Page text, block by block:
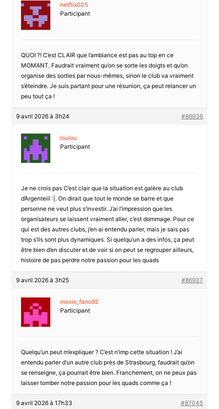
netflix005
Participant
QUOI ?! C’est CLAIR que l’ambiance est pas au top en ce
MOMANT. Faudrait vraiment qu’on se sorte les doigts et qu’on
organise des sorties par nous-mêmes, sinon le club va vraiment
s’éteindre. Je suis partant pour une résunion, ça peut relancer un
peu tout ça !
9 avril 2026 à 3h24 #86936
loulou
Participant
Je ne crois pas C’est clair que la situation est galère au club
d’Argenteiil :|. On dirait que tout le monde se barre et que
personne ne veut plus s’investir. J’ai l’impression que les
organisateurs se laissent vraiment aller, c’est dommage. Pour ce
qui est des autres clubs, j’en ai entendu parler, mais je sais pas
trop s’ils sont plus dynamiques. Si quelqu’un a des infos, ça peut
être bien d’en discuter et de voir si on peut se regrouper ailleurs,
histoire de pas perdre notre passion pour les quads
9 avril 2026 à 3h25 #86937
movie_fano92
Participant
Quelqu’un peut m’expliquer ? C’est n’imp cette situation ! J’ai
entendu parler d’un autre club près de Strasbourg, faudrait qu’on
se renseigne, ça pourrait être bien. Franchement, on ne peux pas
laisser tomber notre passion pour les quads comme ça !
9 avril 2026 à 17h33 #87045